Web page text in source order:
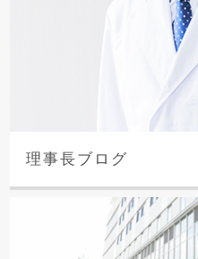
理事長ブログ